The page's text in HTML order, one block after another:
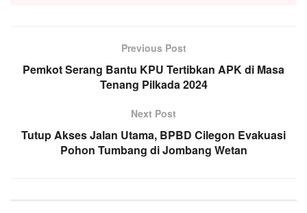
Previous Post
Pemkot Serang Bantu KPU Tertibkan APK di Masa
Tenang Pilkada 2024
Next Post
Tutup Akses Jalan Utama, BPBD Cilegon Evakuasi
Pohon Tumbang di Jombang Wetan